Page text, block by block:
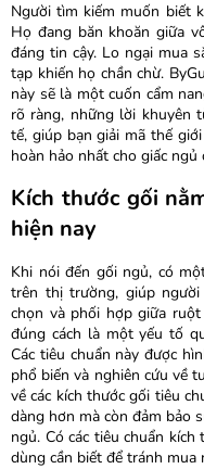
Người tìm kiếm muốn biết
Họ đang băn khoăn giữa
đáng tin cậy. Lo ngại mua
tạp khiến họ chần chừ.
này sẽ là một cuốn cẩm
rõ ràng, những lời khuyên
tế, giúp bạn giải mã thế
hoàn hảo nhất cho giấc ngủ
Kích thước gối
hiện nay
Khi nói đến gối ngủ, có
trên thị trường, giúp
chọn và phối hợp giữa
đúng cách là một yếu tố
Các tiêu chuẩn này được
phổ biến và nghiên cứu về
về các kích thước gối tiêu
dàng hơn mà còn đảm bảo
ngủ. Có các tiêu chuẩn
dùng cần biết để tránh mua